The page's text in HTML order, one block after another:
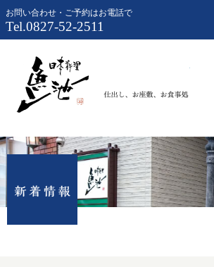
お問い合わせ・ご予約はお電話で
Tel.0827-52-2511